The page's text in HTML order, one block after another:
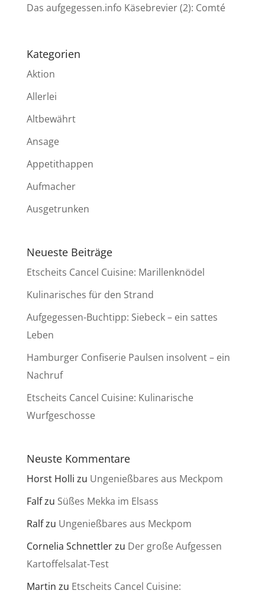
Das aufgegessen.info Käsebrevier (2): Comté
Kategorien
Aktion
Allerlei
Altbewährt
Ansage
Appetithappen
Aufmacher
Ausgetrunken
Neueste Beiträge
Etscheits Cancel Cuisine: Marillenknödel
Kulinarisches für den Strand
Aufgegessen-Buchtipp: Siebeck – ein sattes
Leben
Hamburger Confiserie Paulsen insolvent – ein
Nachruf
Etscheits Cancel Cuisine: Kulinarische
Wurfgeschosse
Neuste Kommentare
Horst Holli zu Ungenießbares aus Meckpom
Falfzu Süßes Mekka im Elsass
Ralfzu Ungenießbares aus Meckpom
Cornelia Schnettlerzu Der große Aufgessen
Kartoffelsalat-Test
Martin zu Etscheits Cancel Cuisine: